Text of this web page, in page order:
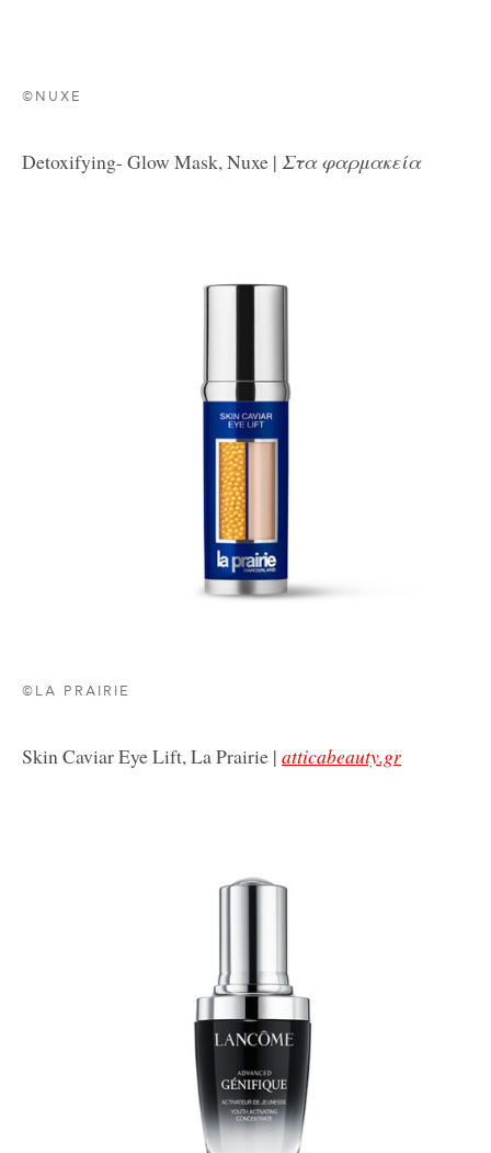
©NUXE
Detoxifying- Glow Mask, Nuxe | Στα φαρμακεία
©LA PRAIRIE
Skin Caviar Eye Lift, La Prairie | atticabeauty.gr